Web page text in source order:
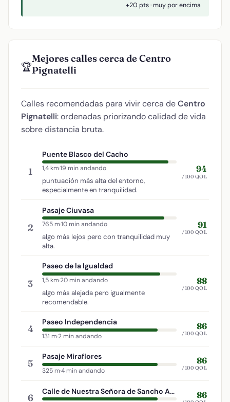
+20 pts · muy por encima
🏆
Mejores calles cerca de Centro
Pignatelli
Calles recomendadas para vivir cerca deCentro
Pignatelli: ordenadas priorizando calidad de vida
sobre distancia bruta.
1
Puente Blasco del Cacho
1,4 km·19 min andando
puntuación más alta del entorno,
especialmente en tranquilidad.
94
/100 QOL
2
Pasaje Ciuvasa
765 m·10 min andando
algo más lejos pero con tranquilidad muy
alta.
91
/100 QOL
3
Paseo de la Igualdad
1,5 km·20 min andando
algo más alejada pero igualmente
recomendable.
88
/100 QOL
4
Paseo Independencia
131 m·2 min andando
86
/100 QOL
5
Pasaje Miraflores
325 m·4 min andando
86
/100 QOL
6
Calle de Nuestra Señora de Sancho Abarca 86